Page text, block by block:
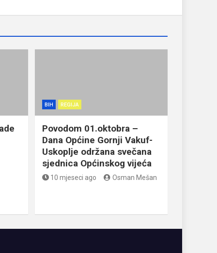
BIH REGIJA
Povodom 01.oktobra –
Dana Općine Gornji Vakuf-
Uskoplje održana svečana
sjednica Općinskog vijeća
10 mjeseci ago Osman Mešan